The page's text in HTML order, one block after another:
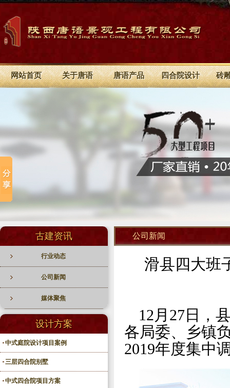
网站首页 关于唐语 唐语产品 四合院设计 砖
古建资讯
行业动态
公司新闻
媒体聚焦
设计方案
中式庭院设计项目案例
三层四合院别墅
中式四合院项目方案
公司新闻
滑县四大班
12月27日，
各局委、乡镇
2019年度集中